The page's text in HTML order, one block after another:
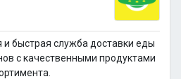
и быстрая служба доставки еды
с качественными продуктами